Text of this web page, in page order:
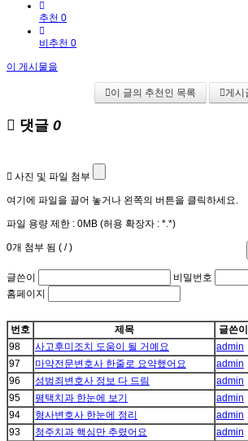
추천 0
비추천 0
이 게시물을
이 글의 추천인 목록 게시
댓글 0
사진 및 파일 첨부
여기에 파일을 끌어 놓거나 왼쪽의 버튼을 클릭하세요.
파일 용량 제한 : 0MB (허용 확장자 : *.*)
0개 첨부 됨 ( /)
글쓴이
비밀번호
홈페이지
번호
제목 글쓴이
98
사고후미조치 도움이 될 거예요 admin
97
마약전문변호사 한줄로 요약했어요 admin
96
성범죄변호사 정보 다 드림 admin
95
평택치과 한눈에 보기 admin
94
형사변호사 한눈에 정리 admin
93
청주치과 핵심만 추렸어요 admin